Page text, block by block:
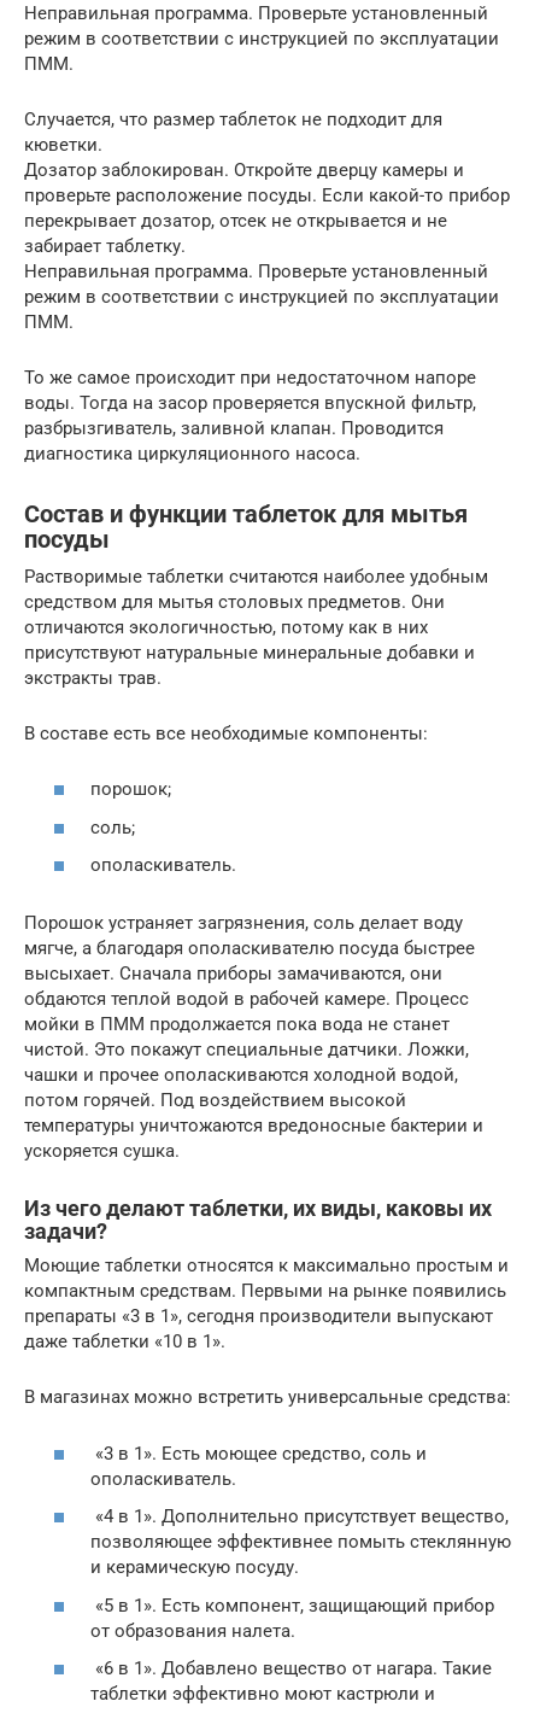
Неправильная программа. Проверьте установленный
режим в соответствии с инструкцией по эксплуатации
ПММ.
Случается, что размер таблеток не подходит для
кюветки.
Дозатор заблокирован. Откройте дверцу камеры и
проверьте расположение посуды. Если какой-то прибор
перекрывает дозатор, отсек не открывается и не
забирает таблетку.
Неправильная программа. Проверьте установленный
режим в соответствии с инструкцией по эксплуатации
ПММ.
То же самое происходит при недостаточном напоре
воды. Тогда на засор проверяется впускной фильтр,
разбрызгиватель, заливной клапан. Проводится
диагностика циркуляционного насоса.
Состав и функции таблеток для мытья
посуды
Растворимые таблетки считаются наиболее удобным
средством для мытья столовых предметов. Они
отличаются экологичностью, потому как в них
присутствуют натуральные минеральные добавки и
экстракты трав.
В составе есть все необходимые компоненты:
порошок;
соль;
ополаскиватель.
Порошок устраняет загрязнения, соль делает воду
мягче, а благодаря ополаскивателю посуда быстрее
высыхает. Сначала приборы замачиваются, они
обдаются теплой водой в рабочей камере. Процесс
мойки в ПММ продолжается пока вода не станет
чистой. Это покажут специальные датчики. Ложки,
чашки и прочее ополаскиваются холодной водой,
потом горячей. Под воздействием высокой
температуры уничтожаются вредоносные бактерии и
ускоряется сушка.
Из чего делают таблетки, их виды, каковы их
задачи?
Моющие таблетки относятся к максимально простым и
компактным средствам. Первыми на рынке появились
препараты «3 в 1», сегодня производители выпускают
даже таблетки «10 в 1».
В магазинах можно встретить универсальные средства:
«3 в 1». Есть моющее средство, соль и
ополаскиватель.
«4 в 1». Дополнительно присутствует вещество,
позволяющее эффективнее помыть стеклянную
и керамическую посуду.
«5 в 1». Есть компонент, защищающий прибор
от образования налета.
«6 в 1». Добавлено вещество от нагара. Такие
таблетки эффективно моют кастрюли и